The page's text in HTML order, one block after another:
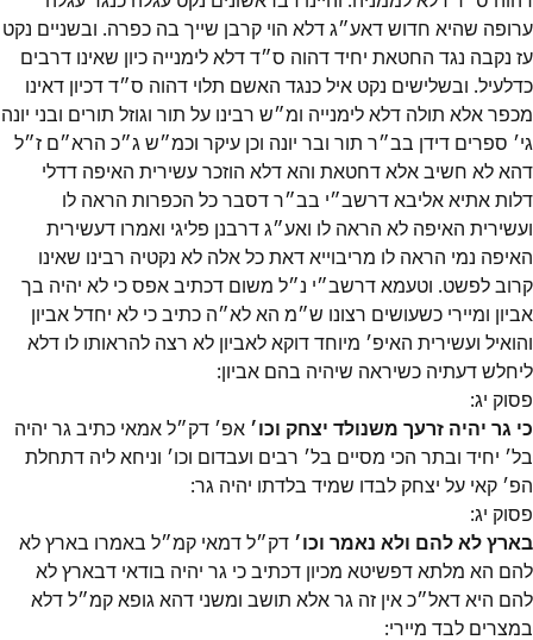
ערופה שהיא חדוש דאע״ג דלא הוי קרבן שייך בה כפרה. ובשניים נקט
עז נקבה נגד החטאת יחיד דהוה ס״ד דלא לימנייה כיון שאינו דרבים
כדלעיל. ובשלישים נקט איל כנגד האשם תלוי דהוה ס״ד דכיון דאינו
מכפר אלא תולה דלא לימנייה ומ״ש רבינו על תור וגוזל תורים ובני יונה
גי׳ ספרים דידן בב״ר תור ובר יונה וכן עיקר וכמ״ש ג״כ הרא״ם ז״ל
דהא לא חשיב אלא דחטאת והא דלא הוזכר עשירית האיפה דדלי
דלות אתיא אליבא דרשב״י בב״ר דסבר כל הכפרות הראה לו
ועשירית האיפה לא הראה לו ואע״ג דרבנן פליגי ואמרו דעשירית
האיפה נמי הראה לו מריבוייא דאת כל אלה לא נקטיה רבינו שאינו
קרוב לפשט. וטעמא דרשב״י נ״ל משום דכתיב אפס כי לא יהיה בך
אביון ומיירי כשעושים רצונו ש״מ הא לא״ה כתיב כי לא יחדל אביון
והואיל ועשירית האיפ׳ מיוחד דוקא לאביון לא רצה להראותו לו דלא
ליחלש דעתיה כשיראה שיהיה בהם אביון:
פסוק יג:
כי גר יהיה זרעך משנולד יצחק וכו׳ אפ׳ דק״ל אמאי כתיב גר יהיה
בל׳ יחיד ובתר הכי מסיים בל׳ רבים ועבדום וכו׳ וניחא ליה דתחלת
הפ׳ קאי על יצחק לבדו שמיד בלדתו יהיה גר:
פסוק יג:
בארץ לא להם ולא נאמר וכו׳ דק״ל דמאי קמ״ל באמרו בארץ לא
להם הא מלתא דפשיטא מכיון דכתיב כי גר יהיה בודאי דבארץ לא
להם היא דאל״כ אין זה גר אלא תושב ומשני דהא גופא קמ״ל דלא
במצרים לבד מיירי: